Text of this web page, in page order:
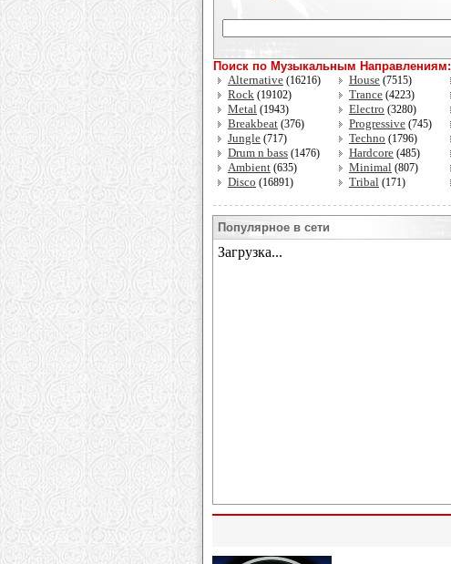
Поиск по Музыкальным Направлениям:
Alternative (16216) House (7515)
Rock (19102) Trance (4223)
Metal (1943) Electro (3280)
Breakbeat (376) Progressive (745)
Jungle (717) Techno (1796)
Drum n bass (1476) Hardcore (485)
Ambient (635) Minimal (807)
Disco (16891) Tribal (171)
Популярное в сети